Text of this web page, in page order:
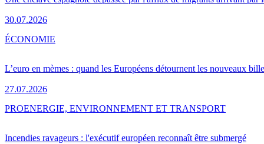
30.07.2026
L’euro en mèmes : quand les Européens détournent les nouveaux
27.07.2026
ÉCONOMIE
Incendies ravageurs : l'exécutif européen reconnaît être submergé
PROENERGIE, ENVIRONNEMENT ET TRANSPORT